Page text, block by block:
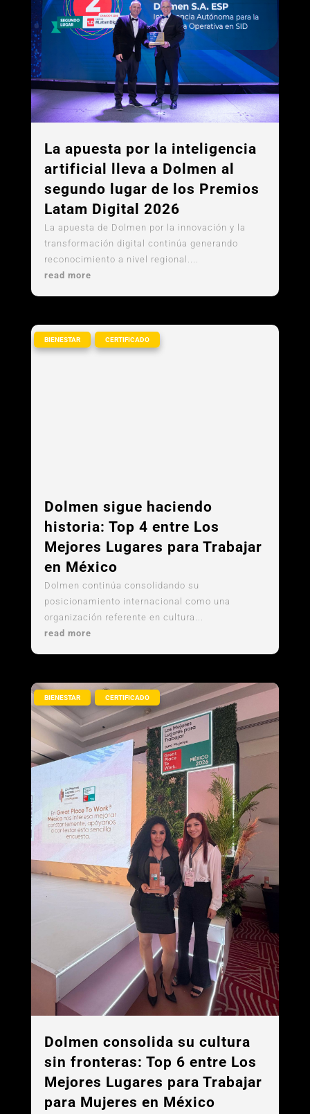
La apuesta por la inteligencia
artificial lleva a Dolmen al
segundo lugar de los Premios
Latam Digital 2026
La apuesta de Dolmen por la innovación y la
transformación digital continúa generando
reconocimiento a nivel regional....
read more
Dolmen sigue haciendo
historia: Top 4 entre Los
Mejores Lugares para Trabajar
en México
BIENESTAR CERTIFICADO
Dolmen continúa consolidando su
posicionamiento internacional como una
organización referente en cultura...
read more
Dolmen consolida su cultura
sin fronteras: Top 6 entre Los
Mejores Lugares para Trabajar
para Mujeres en México
BIENESTAR CERTIFICADO